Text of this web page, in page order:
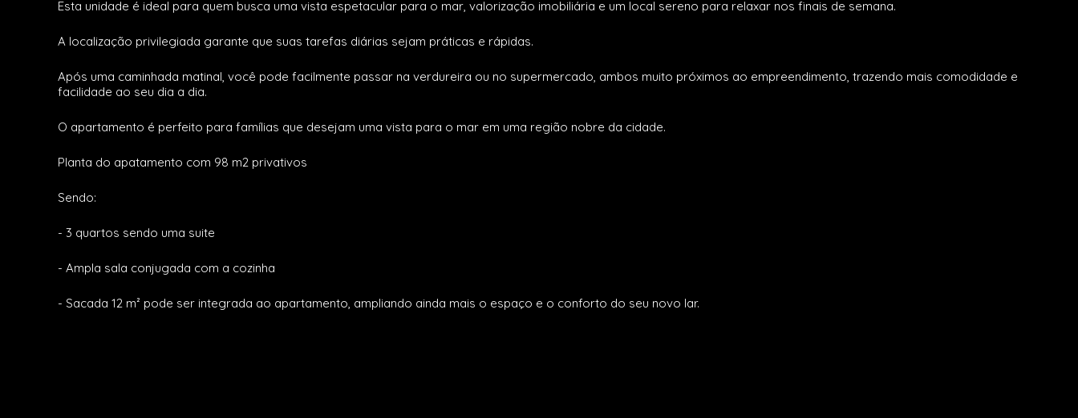
Esta unidade é ideal para quem busca uma vista espetacular para o mar, valorização imobiliária e um local sereno para relaxar nos finais de semana.
A localização privilegiada garante que suas tarefas diárias sejam práticas e rápidas.
Após uma caminhada matinal, você pode facilmente passar na verdureira ou no supermercado, ambos muito próximos ao empreendimento, trazendo mais comodidade e
facilidade ao seu dia a dia.
O apartamento é perfeito para famílias que desejam uma vista para o mar em uma região nobre da cidade.
Planta do apatamento com 98 m2 privativos
Sendo:
- 3 quartos sendo uma suite
- Ampla sala conjugada com a cozinha
- Sacada 12 m² pode ser integrada ao apartamento, ampliando ainda mais o espaço e o conforto do seu novo lar.